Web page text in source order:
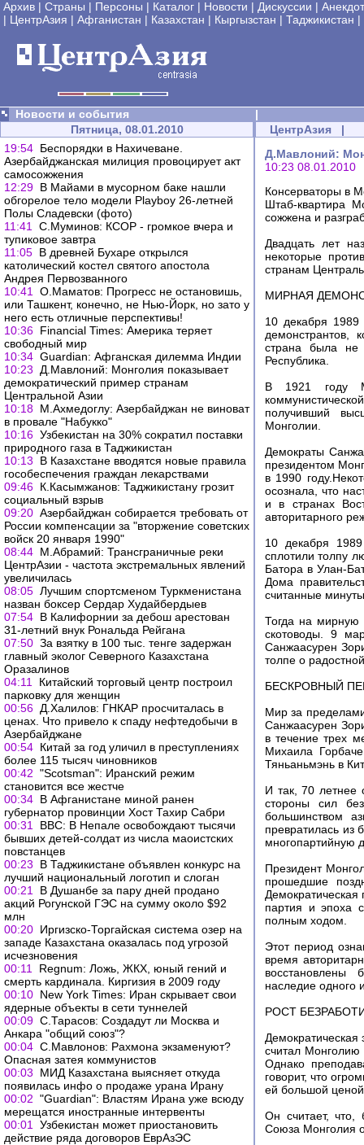
Архив | Страны | Персоны | Каталог | Новости | Дискуссии |
| ЦентрАзия | Афганистан | Казахстан | Кыргызстан | Таджикистан |
Новости и события
|
Пятница, 08.01.2010
19:54 Беспорядки в Нахичеване.
Азербайджанская милиция провоцирует акт
самосожжения
12:29 В Майами в мусорном баке нашли
обгорелое тело модели Playboy 26-летней
Полы Сладевски (фото)
11:41
С.Муминов: КСОР - громкое вчера и
тупиковое завтра
11:05 В древней Бухаре открылся
католический костел святого апостола
Андрея Первозванного
10:41
О.Маматов: Прогресс не остановишь,
или Ташкент, конечно, не Нью-Йорк, но зато у
него есть отличные перспективы!
10:36 Financial Times: Америка теряет
свободный мир
10:34 Guardian: Афганская дилемма Индии
10:23
Д.Мавлоний: Монголия показывает
демократический пример странам
Центральной Азии
10:18 М.Ахмедоглу: Азербайджан не виноват
в провале "Набукко"
10:16 Узбекистан на 30% сократил поставки
природного газа в Таджикистан
10:13
В Казахстане вводятся новые правила
гособеспечения граждан лекарствами
09:46 К.Касымжанов: Таджикистану грозит
социальный взрыв
09:20 Азербайджан собирается требовать от
России компенсации за "вторжение советских
войск 20 января 1990"
08:44 М.Абрамий: Трансграничные реки
ЦентрАзии - частота экстремальных явлений
увеличилась
08:05 Лучшим спортсменом Туркменистана
назван боксер Сердар Худайбердыев
07:54 В Калифорнии за дебош арестован
31-летний внук Рональда Рейгана
07:50 За взятку в 100 тыс. тенге задержан
главный эколог Северного Казахстана
Оразалинов
04:11
Китайский торговый центр построил
парковку для женщин
00:56 Д.Халилов: ГНКАР просчиталась в
ценах. Что привело к спаду нефтедобычи в
Азербайджане
00:54 Китай за год уличил в преступлениях
более 115 тысяч чиновников
00:42 "Scotsman": Иранский режим
становится все жестче
00:34 В Афганистане миной ранен
губернатор провинции Хост Тахир Сабри
00:31
ВВС: В Непале освобождают тысячи
бывших детей-солдат из числа маоистских
повстанцев
00:23
В Таджикистане объявлен конкурс на
лучший национальный логотип и слоган
00:21
В Душанбе за пару дней продано
акций Рогунской ГЭС на сумму около $92
млн
00:20 Иргизско-Торгайская система озер на
западе Казахстана оказалась под угрозой
исчезновения
00:11
Regnum: Ложь, ЖКХ, юный гений и
смерть кардинала. Киргизия в 2009 году
00:10 New York Times: Иран скрывает свои
ядерные объекты в сети туннелей
00:09 С.Тарасов: Создадут ли Москва и
Анкара "общий союз"?
00:04 С.Мавлонов: Рахмона экзаменуют?
Опасная затея коммунистов
00:03
МИД Казахстана выясняет откуда
появилась инфо о продаже урана Ирану
00:02 "Guardian": Властям Ирана уже всюду
мерещатся иностранные интервенты
00:01
Узбекистан может приостановить
действие ряда договоров ЕврАзЭС
ЦентрАзия |
Д.Мавлоний:
10:23 08.01.2010
Консерваторы в
Штаб-квартира
сожжена и
Двадцать лет
некоторые
странам
МИРНАЯ
10 декабря 1989
демонстрантов,
страна была не
Республика.
В 1921 году
получивший
Монголии.
Демократы
президентом
в 1990
осознала, что
и в странах
авторитарного
10 декабря
сплотили толпу
Батора в Улан-
Дома
считанные
Тогда на
скотоводы. 9
Санжаасурен
толпе о
БЕСКРОВНЫЙ
Мир за
Санжаасурен
в течение трех
Михаила
Тяньаньмэнь в
И так, 70 летнее
стороны сил
большинством
превратилась из
многопартийную
Президент
прошедшие
партия и эпоха
полным ходом.
Этот период
время
восстановлены
наследие одного
РОСТ
Демократическая
считал Монголию
Однако
говорит, что
ей большой
Он считает, что,
Союза Монголия